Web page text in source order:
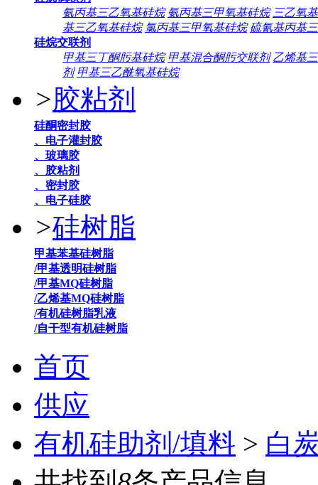
氨丙基三乙氧基硅烷 氨丙基三甲氧基硅烷 三乙氧
基三乙氧基硅烷 氯丙基三甲氧基硅烷 硫氰基丙基
硅烷交联剂
甲基三丁酮肟基硅烷 甲基混合酮肟交联剂 乙烯基
剂 甲基三乙酰氧基硅烷
>胶粘剂
硅酮密封胶
、电子灌封胶
、玻璃胶
、胶粘剂
、密封胶
、电子硅胶
>硅树脂
甲基苯基硅树脂
/甲基透明硅树脂
/甲基MQ硅树脂
/乙烯基MQ硅树脂
/有机硅树脂乳液
/自干型有机硅树脂
首页
供应
有机硅助剂/填料 > 白